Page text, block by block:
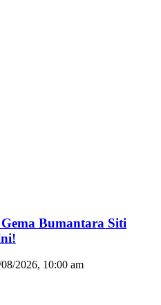
Bumantara Siti
2026, 10:00 am